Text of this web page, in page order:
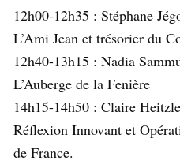
12h00-12h35 : Stéphane
L’Ami Jean et trésorier du
12h40-13h15 : Nadia
L’Auberge de la Fenière
14h15-14h50 : Claire
Réflexion Innovant et
de France.